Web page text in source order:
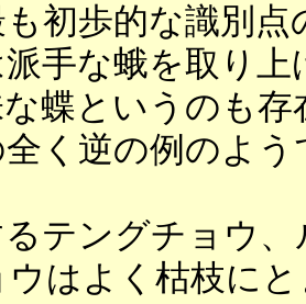
初歩的な識別
手な蛾を取り上
蝶というのも存
く逆の例のよ
テングチョウ
はよく枯枝に